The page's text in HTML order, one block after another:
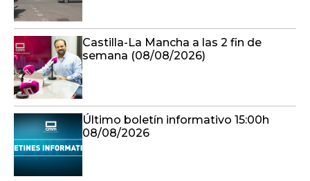
Castilla-La Mancha a las 2 fin de
semana (08/08/2026)
Último boletín informativo 15:00h
08/08/2026